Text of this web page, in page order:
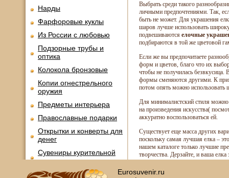
Нарды
Фарфоровые куклы
Из России с любовью
Подзорные трубы и
оптика
Колокола бронзовые
Копии огнестрельного
оружия
Предметы интерьера
Православные подарки
Открытки и конверты для
денег
Сувениры курительной
тематики
Новинки месяца
Выбрать среди такого
личными предпочтениями. Так,
быть не может. Для украшения
шаров лучше использовать
подвешиваются елочные
подбираются в той же цветовой
Если же вы предпочитаете
форм и цветов, благо что их
чтобы не получилась безвкусица.
формы сменяются другими. К
потом опять можно использовать
Для минималистский стиля
на произведения искусства(
аккуратно воспользоваться ей.
Существует еще масса других
поскольку самая лучшая елка –
нашем каталоге только лучшие
творчества. Дерзайте, и ваша
Eurosuvenir.ru